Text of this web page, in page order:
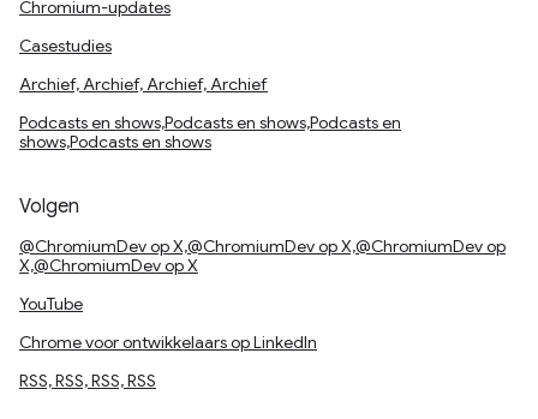
Chromium-updates
Casestudies
Archief, Archief, Archief, Archief
Podcasts en shows,Podcasts en shows,Podcasts en
shows,Podcasts en shows
Volgen
@ChromiumDev op X,@ChromiumDev op X,@ChromiumDev op
X,@ChromiumDev op X
YouTube
Chrome voor ontwikkelaars op LinkedIn
RSS, RSS, RSS, RSS